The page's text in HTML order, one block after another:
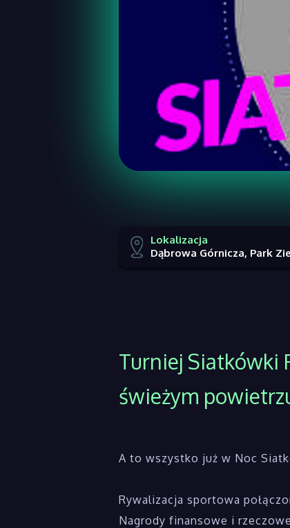
Lokalizacja
Dąbrowa Górnicza, Park
Turniej Siatkówki
świeżym
A to wszystko już w Noc
Rywalizacja sportowa
Nagrody finansowe i